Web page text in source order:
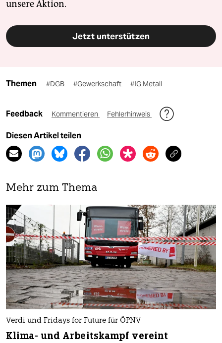
unsere Aktion.
Jetzt unterstützen
Themen #DGB #Gewerkschaft #IG Metall
Feedback Kommentieren Fehlerhinweis
Diesen Artikel teilen
Mehr zum Thema
Verdi und Fridays for Future für ÖPNV
Klima- und Arbeitskampf vereint